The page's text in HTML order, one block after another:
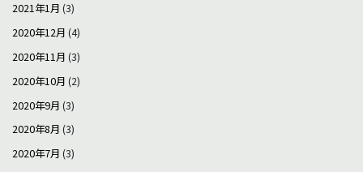
2021年1月 (3)
2020年12月 (4)
2020年11月 (3)
2020年10月 (2)
2020年9月 (3)
2020年8月 (3)
2020年7月 (3)